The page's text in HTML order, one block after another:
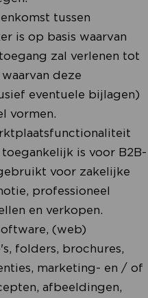
tussen
is op basis waarvan
zal verlenen tot
deze
eventuele bijlagen)
vormen.
is voor B2B-
voor zakelijke
professioneel
en verkopen.
(web)
folders, brochures,
marketing- en / of
afbeeldingen,